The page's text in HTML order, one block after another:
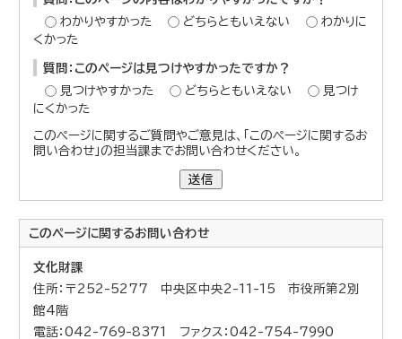
わかりやすかった
どちらともいえない
わかりに
くかった
質問：このページは見つけやすかったですか？
見つけやすかった
どちらともいえない
見つけ
にくかった
このページに関するご質問やご意見は、「このページに関するお
問い合わせ」の担当課までお問い合わせください。
送信
このページに関するお問い合わせ
文化財課
住所：〒252-5277 中央区中央2-11-15 市役所第2別
館4階
電話：042-769-8371 ファクス：042-754-7990